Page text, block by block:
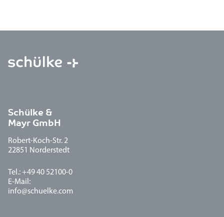
Schülke &
Mayr GmbH
Robert-Koch-Str. 2
22851 Norderstedt
Tel.: +49 40 52100-0
E-Mail:
info@schuelke.com